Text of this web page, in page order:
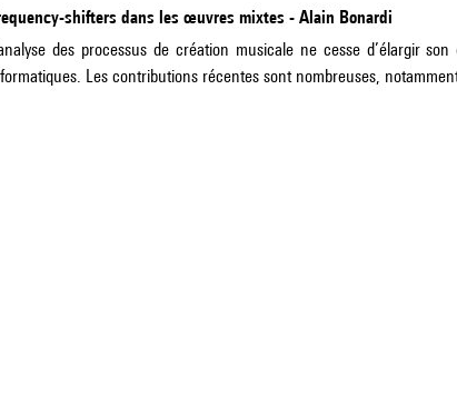
shifters dans les œuvres mixtes - Alain Bonardi
des processus de création musicale ne cesse d’élargir
Les contributions récentes sont nombreuses,